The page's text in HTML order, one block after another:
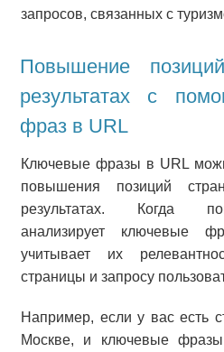
запросов, связанных с
Повышение
результатах с
фраз в URL
Ключевые фразы в URL
повышения позиций
результатах. Когда
анализирует ключевые
учитывает их
страницы и запросу
Например, если у вас есть
Москве, и ключевые